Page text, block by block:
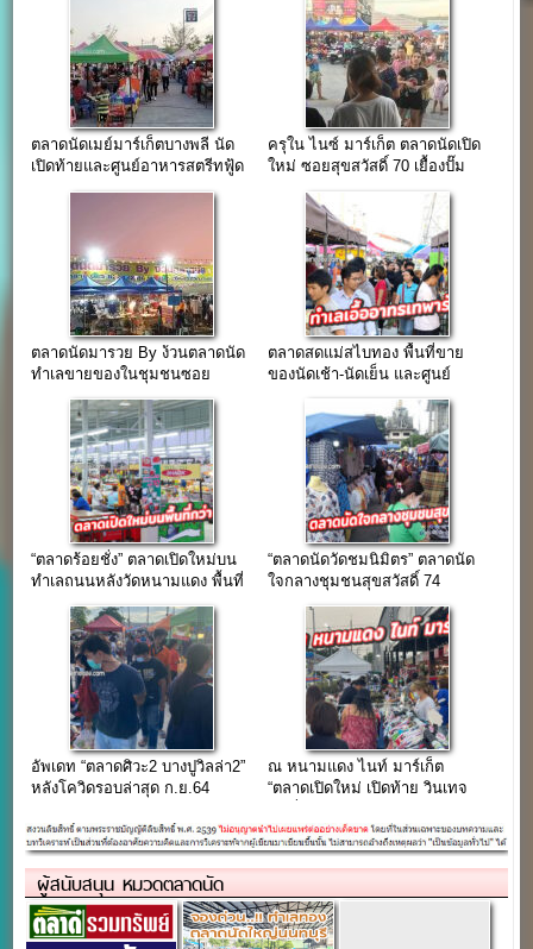
ตลาดนัดเมย์มาร์เก็ตบางพลี นัด
เปิดท้ายและศูนย์อาหารสตรีทฟู้ด
ครุใน ไนซ์ มาร์เก็ต ตลาดนัดเปิด
ใหม่ ซอยสุขสวัสดิ์ 70 เยื้องปั๊ม
ตลาดนัดมารวย By ง้วนตลาดนัด
ทำเลขายของในชุมชนซอย
ตลาดสดแม่สไบทอง พื้นที่ขาย
ของนัดเช้า-นัดเย็น และศูนย์
“ตลาดร้อยชั่ง” ตลาดเปิดใหม่บน
ทำเลถนนหลังวัดหนามแดง พื้นที่
“ตลาดนัดวัดชมนิมิตร” ตลาดนัด
ใจกลางชุมชนสุขสวัสดิ์ 74
อัพเดท “ตลาดศิวะ2 บางปูวิลล่า2”
หลังโควิดรอบล่าสุด ก.ย.64
ณ หนามแดง ไนท์ มาร์เก็ต
“ตลาดเปิดใหม่ เปิดท้าย วินเทจ
เครื่องดื่ม”
ผู้สนับสนุน หมวดตลาดนัด